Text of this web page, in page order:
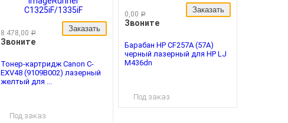
Заказать
8 478,00 руб.
Звоните
Тонер-картридж Canon C-
EXV48 (9109B002) лазерный
желтый для ...
Под заказ
Заказать
0,00 руб.
Звоните
Барабан HP CF257A (57A)
черный лазерный для HP LJ
M436dn
Под заказ